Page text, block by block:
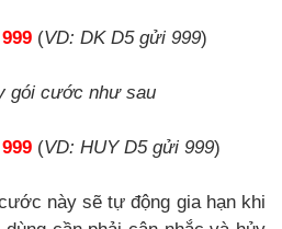
(VD: DK D5 gửi 999)
gói cước như sau
(VD: HUY D5 gửi 999)
này sẽ tự động gia hạn khi